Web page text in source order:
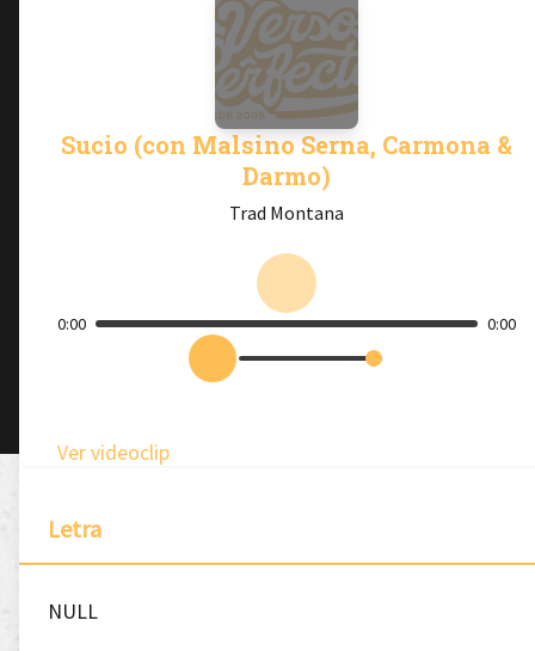
Sucio (con Malsino Serna, Carmona &
Darmo)
Trad Montana
0:00 0:00
Ver videoclip
Letra
NULL